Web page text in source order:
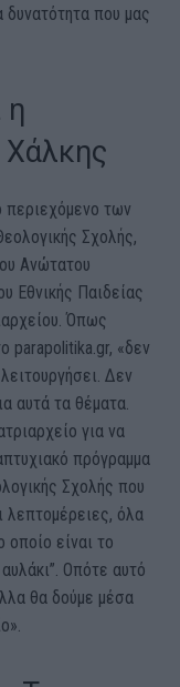
δυνατότητα που μας
η
Χάλκης
περιεχόμενο των
Σχολής,
Ανώτατου
Εθνικής Παιδείας
Όπως
parapolitika.gr, «δεν
Δεν
αυτά τα θέματα.
για να
πρόγραμμα
Σχολής που
λεπτομέρειες, όλα
οποίο είναι το
Οπότε αυτό
θα δούμε μέσα